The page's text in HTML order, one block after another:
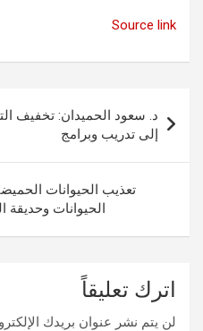
Source link
المقالات
د. سعود الحميدان: تخفيف
إلى تدريب وبرامج
تعذيب الحيوانات
الحيوانات وحديقة
اترك تعليقاً
لن يتم نشر عنوان بريدك